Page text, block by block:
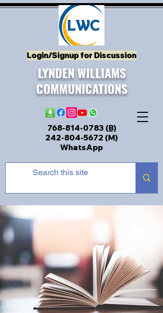
Login/Signup for Discussion
LYNDEN WILLIAMS
COMMUNICATIONS
768-814-0783 (B)
242-804-5672 (M)
WhatsApp